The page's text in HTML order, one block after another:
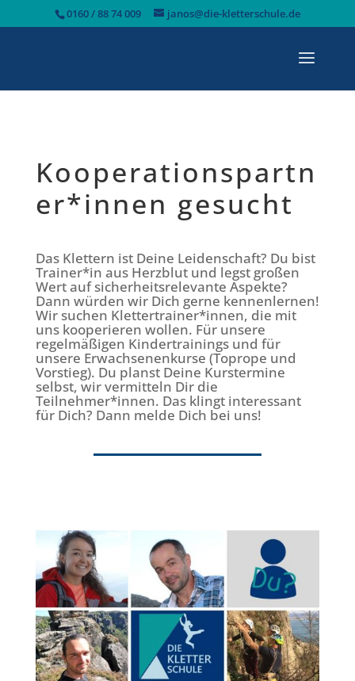
0160 / 88 74 009 janos@die-kletterschule.de
Kooperationspartn
er*innen gesucht
Das Klettern ist Deine Leidenschaft? Du bist
Trainer*in aus Herzblut und legst großen
Wert auf sicherheitsrelevante Aspekte?
Dann würden wir Dich gerne kennenlernen!
Wir suchen Klettertrainer*innen, die mit
uns kooperieren wollen. Für unsere
regelmäßigen Kindertrainings und für
unsere Erwachsenenkurse (Toprope und
Vorstieg). Du planst Deine Kurstermine
selbst, wir vermitteln Dir die
Teilnehmer*innen. Das klingt interessant
für Dich? Dann melde Dich bei uns!